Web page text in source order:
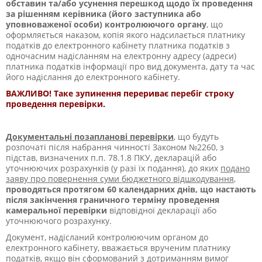
обставин та/або усунення перешкод щодо їх проведення
за рішенням керівника (його заступника або
уповноваженої особи) контролюючого органу, що
оформляється наказом, копія якого надсилається платнику
податків до електронного кабінету платника податків з
одночасним надісланням на електронну адресу (адреси)
платника податків інформації про вид документа, дату та час
його надіслання до електронного кабінету.
ВАЖЛИВО! Таке зупинення перериває перебіг строку
проведення перевірки.
Документальні позапланові перевірки, що будуть
розпочаті після набрання чинності Законом №2260, з
підстав, визначених п.п. 78.1.8 ПКУ, декларацій або
уточнюючих розрахунків (у разі їх подання), до яких подано
заяву про повернення суми бюджетного відшкодування,
проводяться протягом 60 календарних днів, що настають
після закінчення граничного терміну проведення
камеральної перевірки відповідної декларації або
уточнюючого розрахунку.
Документ, надісланий контролюючим органом до
електронного кабінету, вважається врученим платнику
податків, якщо він сформований з дотриманням вимог